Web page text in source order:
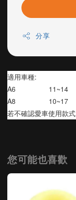
分享
適用車種:
A6                 11~14
A8                 10~17
若不確認愛車使用款
您可能也喜歡